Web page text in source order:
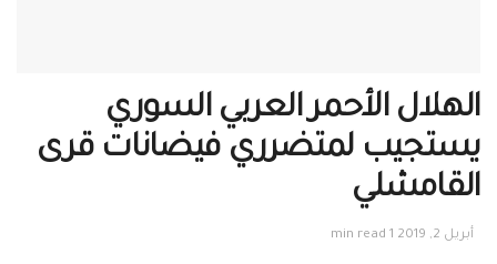
الهلال الأحمر العربي السوري
يستجيب لمتضرري فيضانات قرى
القامشلي
أبريل 2, 2019 1 min read